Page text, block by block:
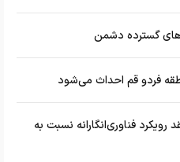
فردو قم احداث می‌شود
فناوری‌انگارانه نسبت به